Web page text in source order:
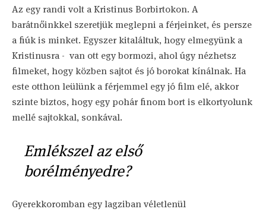
Az egy randi volt a Kristinus Borbirtokon. A
barátnőinkkel szeretjük meglepni a férjeinket, és persze
a fiúk is minket. Egyszer kitaláltuk, hogy elmegyünk a
Kristinusra - van ott egy bormozi, ahol úgy nézhetsz
filmeket, hogy közben sajtot és jó borokat kínálnak. Ha
este otthon leülünk a férjemmel egy jó film elé, akkor
szinte biztos, hogy egy pohár finom bort is elkortyolunk
mellé sajtokkal, sonkával.
Emlékszel az első
borélményedre?
Gyerekkoromban egy lagziban véletlenül